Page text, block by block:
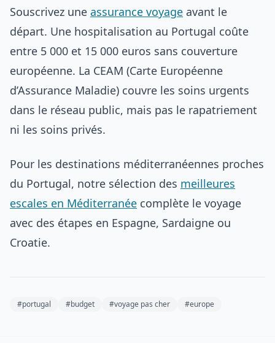
Souscrivez une assurance voyage avant le
départ. Une hospitalisation au Portugal coûte
entre 5 000 et 15 000 euros sans couverture
européenne. La CEAM (Carte Européenne
d’Assurance Maladie) couvre les soins urgents
dans le réseau public, mais pas le rapatriement
ni les soins privés.
Pour les destinations méditerranéennes proches
du Portugal, notre sélection des meilleures
escales en Méditerranée complète le voyage
avec des étapes en Espagne, Sardaigne ou
Croatie.
#portugal #budget #voyage pas cher #europe